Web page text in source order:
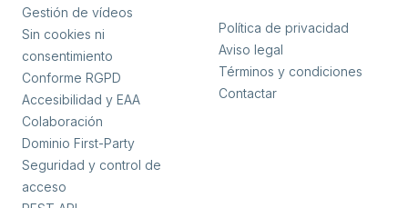
Gestión de vídeos
Sin cookies ni
consentimiento
Conforme RGPD
Accesibilidad y EAA
Colaboración
Dominio First-Party
Seguridad y control de
acceso
Política de privacidad
Aviso legal
Términos y condiciones
Contactar